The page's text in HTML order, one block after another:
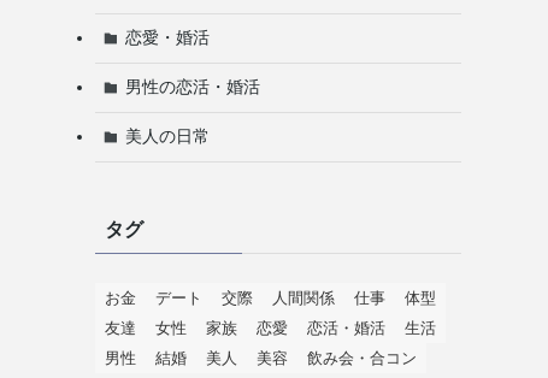
恋愛・婚活
男性の恋活・婚活
美人の日常
タグ
お金 デート 交際 人間関係 仕事
体型
友達
女性 家族 恋愛 恋活・婚活
生活
男性
結婚 美人 美容 飲み会・合コン